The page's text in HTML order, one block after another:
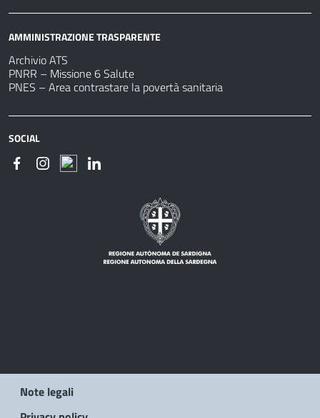
AMMINISTRAZIONE TRASPARENTE
Archivio ATS
PNRR – Missione 6 Salute
PNES – Area contrastare la povertà sanitaria
SOCIAL
Note legali